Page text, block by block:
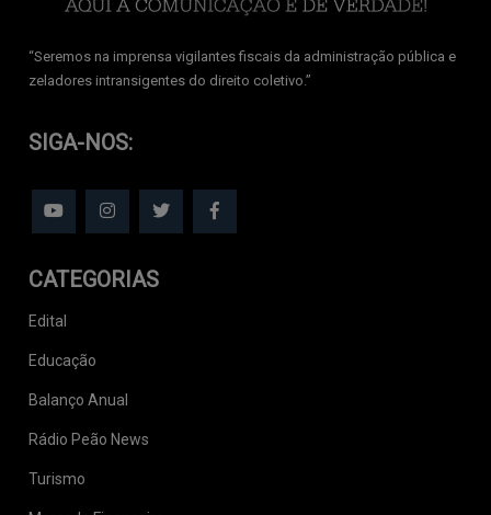
‘‘Seremos na imprensa vigilantes fiscais da administração pública e
zeladores intransigentes do direito coletivo.’’
SIGA-NOS:
CATEGORIAS
Edital
Educação
Balanço Anual
Rádio Peão News
Turismo